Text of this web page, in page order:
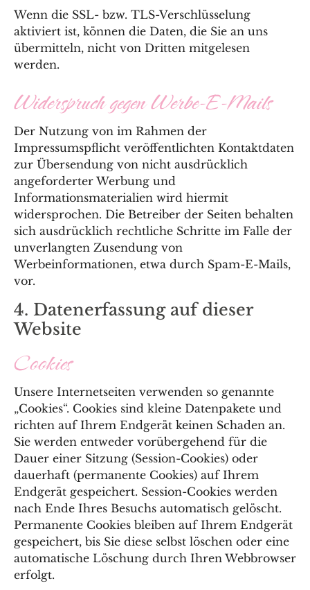
Wenn die SSL- bzw. TLS-Verschlüsselung
aktiviert ist, können die Daten, die Sie an uns
übermitteln, nicht von Dritten mitgelesen
werden.
Widerspruch gegen Werbe-E-Mails
Der Nutzung von im Rahmen der
Impressumspflicht veröffentlichten Kontaktdaten
zur Übersendung von nicht ausdrücklich
angeforderter Werbung und
Informationsmaterialien wird hiermit
widersprochen. Die Betreiber der Seiten behalten
sich ausdrücklich rechtliche Schritte im Falle der
unverlangten Zusendung von
Werbeinformationen, etwa durch Spam-E-Mails,
vor.
4. Datenerfassung auf dieser
Website
Cookies
Unsere Internetseiten verwenden so genannte
„Cookies“. Cookies sind kleine Datenpakete und
richten auf Ihrem Endgerät keinen Schaden an.
Sie werden entweder vorübergehend für die
Dauer einer Sitzung (Session-Cookies) oder
dauerhaft (permanente Cookies) auf Ihrem
Endgerät gespeichert. Session-Cookies werden
nach Ende Ihres Besuchs automatisch gelöscht.
Permanente Cookies bleiben auf Ihrem Endgerät
gespeichert, bis Sie diese selbst löschen oder eine
automatische Löschung durch Ihren Webbrowser
erfolgt.